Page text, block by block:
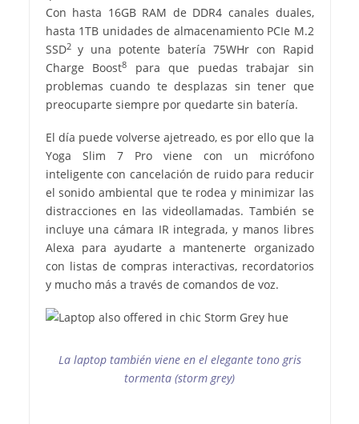
Con hasta 16GB RAM de DDR4 canales duales,
hasta 1TB unidades de almacenamiento PCIe M.2
SSD2 y una potente batería 75WHr con Rapid
Charge Boost8
para que puedas trabajar sin
problemas cuando te desplazas sin tener que
preocuparte siempre por quedarte sin batería.
El día puede volverse ajetreado, es por ello que la
Yoga Slim 7 Pro viene con un micrófono
inteligente con cancelación de ruido para reducir
el sonido ambiental que te rodea y minimizar las
distracciones en las videollamadas. También se
incluye una cámara IR integrada, y manos libres
Alexa para ayudarte a mantenerte organizado
con listas de compras interactivas, recordatorios
y mucho más a través de comandos de voz.
La laptop también viene en el elegante tono gris
tormenta (storm grey)